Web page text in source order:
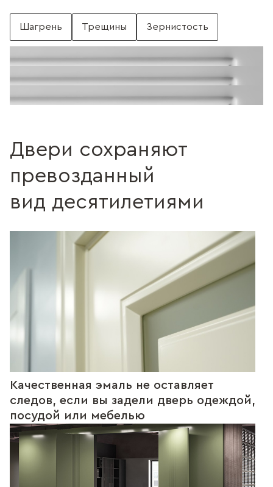
Шагрень Трещины Зернистость
Поверхность без шагрени
Без трещин
Без зернистости
Двери сохраняют
превозданный
вид десятилетиями
Качественная эмаль не оставляет
следов, если вы задели дверь одеждой,
посудой или мебелью